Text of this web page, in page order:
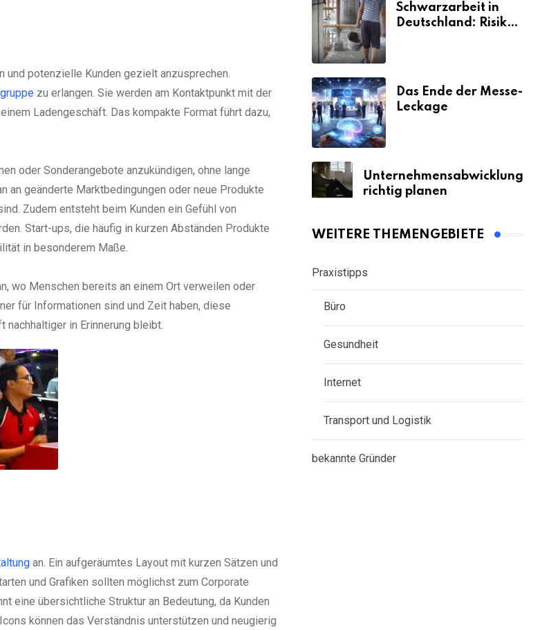
potenzielle Kunden gezielt anzusprechen.
zu erlangen. Sie werden am Kontaktpunkt mit der
Ladengeschäft. Das kompakte Format führt dazu,
oder Sonderangebote anzukündigen, ohne lange
geänderte Marktbedingungen oder neue Produkte
Zudem entsteht beim Kunden ein Gefühl von
Start-ups, die häufig in kurzen Abständen Produkte
in besonderem Maße.
wo Menschen bereits an einem Ort verweilen oder
für Informationen sind und Zeit haben, diese
nachhaltiger in Erinnerung bleibt.
an. Ein aufgeräumtes Layout mit kurzen Sätzen und
und Grafiken sollten möglichst zum Corporate
eine übersichtliche Struktur an Bedeutung, da Kunden
können das Verständnis unterstützen und neugierig
Schwarzarbeit in
Deutschland: Risiken
Das Ende der Messe-
Leckage
Unternehmensabwicklung
richtig planen
WEITERE THEMENGEBIETE
Praxistipps
Büro
Gesundheit
Internet
Transport und Logistik
bekannte Gründer